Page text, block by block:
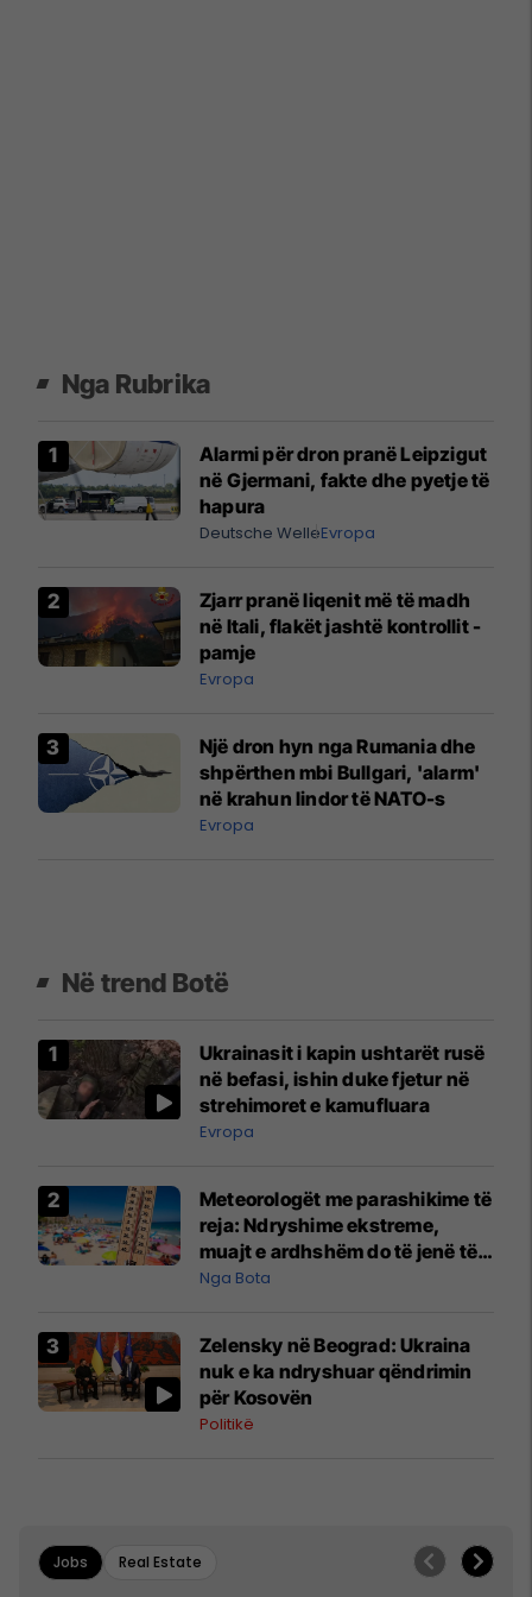
Nga Rubrika
Alarmi për dron pranë Leipzigut
në Gjermani, fakte dhe pyetje të
hapura
Deutsche WelleEvropa
Zjarr pranë liqenit më të madh
në Itali, flakët jashtë kontrollit -
pamje
Evropa
Një dron hyn nga Rumania dhe
shpërthen mbi Bullgari, 'alarm'
në krahun lindor të NATO-s
Evropa
Në trend Botë
Ukrainasit i kapin ushtarët rusë
në befasi, ishin duke fjetur në
strehimoret e kamufluara
Evropa
Meteorologët me parashikime të
reja: Ndryshime ekstreme,
muajt e ardhshëm do të jenë të
pazakontë
Nga Bota
Zelensky në Beograd: Ukraina
nuk e ka ndryshuar qëndrimin
për Kosovën
Politikë
Jobs Real Estate